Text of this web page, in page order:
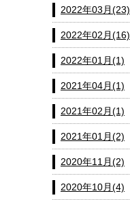
2022年03月(23)
2022年02月(16)
2022年01月(1)
2021年04月(1)
2021年02月(1)
2021年01月(2)
2020年11月(2)
2020年10月(4)